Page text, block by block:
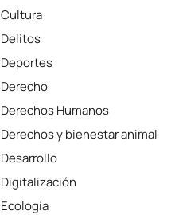
Cultura
Delitos
Deportes
Derecho
Derechos Humanos
Derechos y bienestar animal
Desarrollo
Digitalización
Ecología